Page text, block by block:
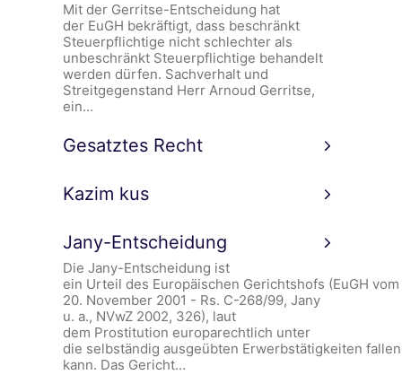
Mit der Gerritse-Entscheidung hat
der EuGH bekräftigt, dass beschränkt
Steuerpflichtige nicht schlechter als
unbeschränkt Steuerpflichtige behandelt
werden dürfen. Sachverhalt und
Streitgegenstand Herr Arnoud Gerritse,
ein…
Gesatztes Recht
Kazim kus
Jany-Entscheidung
Die Jany-Entscheidung ist
ein Urteil des Europäischen Gerichtshofs (EuGH vom
20. November 2001 - Rs. C-268/99, Jany
u. a., NVwZ 2002, 326), laut
dem Prostitution europarechtlich unter
die selbständig ausgeübten Erwerbstätigkeiten fallen
kann. Das Gericht…